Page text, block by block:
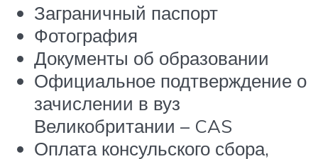
Заграничный паспорт
Фотография
Документы об образовании
Официальное подтверждение о
зачислении в вуз
Великобритании – CAS
Оплата консульского сбора,